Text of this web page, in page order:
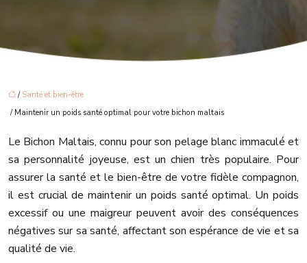
/ Santé et bien-être
/ Maintenir un poids santé optimal pour votre bichon maltais
Le Bichon Maltais, connu pour son pelage blanc immaculé et
sa personnalité joyeuse, est un chien très populaire. Pour
assurer la santé et le bien-être de votre fidèle compagnon,
il est crucial de maintenir un poids santé optimal. Un poids
excessif ou une maigreur peuvent avoir des conséquences
négatives sur sa santé, affectant son espérance de vie et sa
qualité de vie.